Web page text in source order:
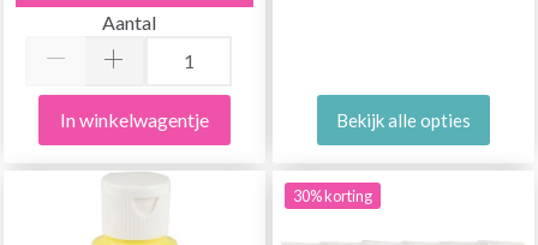
Aantal
In winkelwagentje Bekijk alle opties
30% korting